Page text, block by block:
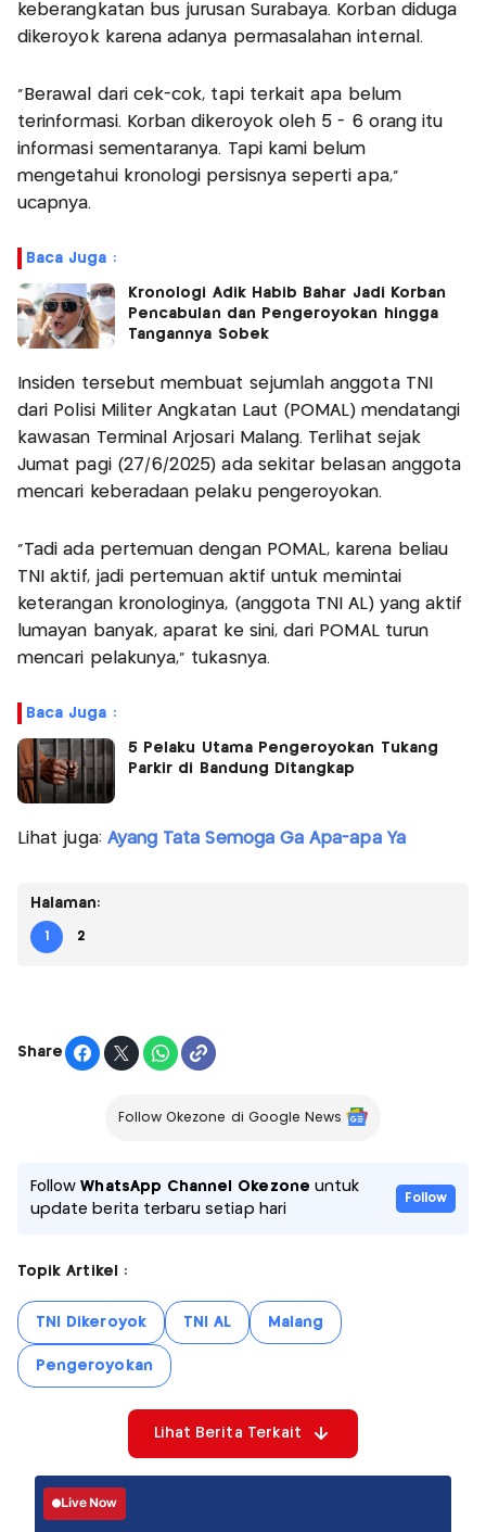
keberangkatan bus jurusan Surabaya. Korban diduga
dikeroyok karena adanya permasalahan internal.
"Berawal dari cek-cok, tapi terkait apa belum
terinformasi. Korban dikeroyok oleh 5 - 6 orang itu
informasi sementaranya. Tapi kami belum
mengetahui kronologi persisnya seperti apa,"
ucapnya.
Baca Juga :
Kronologi Adik Habib Bahar Jadi Korban
Pencabulan dan Pengeroyokan hingga
Tangannya Sobek
Insiden tersebut membuat sejumlah anggota TNI
dari Polisi Militer Angkatan Laut (POMAL) mendatangi
kawasan Terminal Arjosari Malang. Terlihat sejak
Jumat pagi (27/6/2025) ada sekitar belasan anggota
mencari keberadaan pelaku pengeroyokan.
"Tadi ada pertemuan dengan POMAL, karena beliau
TNI aktif, jadi pertemuan aktif untuk memintai
keterangan kronologinya, (anggota TNI AL) yang aktif
lumayan banyak, aparat ke sini, dari POMAL turun
mencari pelakunya," tukasnya.
Baca Juga :
5 Pelaku Utama Pengeroyokan Tukang
Parkir di Bandung Ditangkap
Lihat juga: Ayang Tata Semoga Ga Apa-apa Ya
Halaman:
1 2
Share
Follow Okezone di Google News
FollowWhatsApp Channel Okezone untuk
update berita terbaru setiap hari
Follow
Topik Artikel :
TNI Dikeroyok TNI AL Malang
Pengeroyokan
Lihat Berita Terkait
Live Now